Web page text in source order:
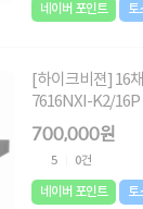
네이버 포인트 토
[하이크비젼] 16
7616NXI-K2/16P
원] [4TB 하드포함]
700,000원
5 0건
네이버 포인트 토